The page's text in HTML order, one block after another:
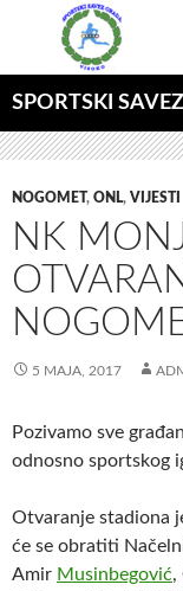
SPORTSKI
NOGOMET, ONL, VIJESTI
NK
5 MAJA, 2017
Pozivamo sve
odnosno sportskog
Otvaranje stadiona
će se obratiti
Amir Musinbegović,